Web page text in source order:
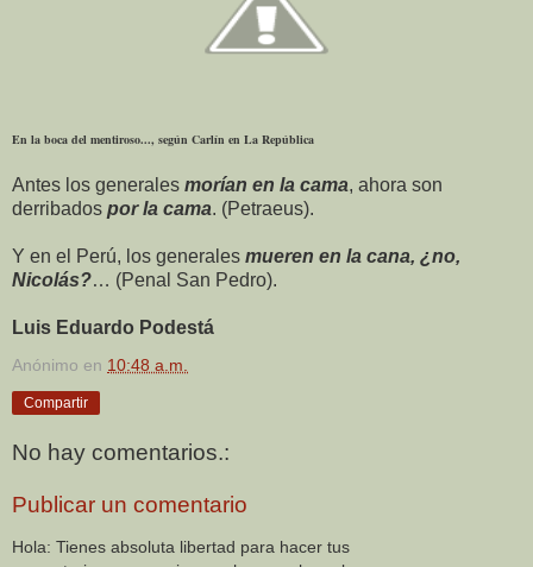
En la boca del mentiroso..., según Carlín en La República
Antes los generales morían en la cama, ahora son
derribados por la cama. (Petraeus).
Y en el Perú, los generales mueren en la cana, ¿no,
Nicolás?… (Penal San Pedro).
Luis Eduardo Podestá
Anónimo en 10:48 a.m.
Compartir
No hay comentarios.:
Publicar un comentario
Hola: Tienes absoluta libertad para hacer tus